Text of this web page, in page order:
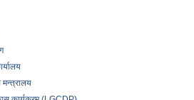
मन्त्रालय